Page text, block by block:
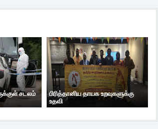
சடலம்
பிரித்தானிய தாயக உறவுகளுக்கு
உதவி